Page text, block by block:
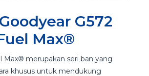
G572
Max®
Max® merupakan seri ban yang
khusus untuk mendukung